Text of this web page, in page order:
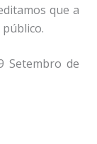
que a
Setembro de